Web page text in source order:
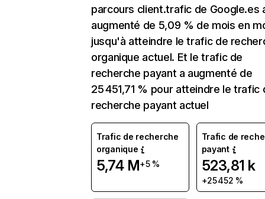
parcours client.trafic de Google.es
augmenté de 5,09 % de mois en
jusqu'à atteindre le trafic de
organique actuel. Et le trafic de
recherche payant a augmenté de
25 451,71 % pour atteindre le trafic
recherche payant actuel
Trafic de recherche
organique
5,74 M+5 %
Trafic de
payant
523,81 k
+25 452 %